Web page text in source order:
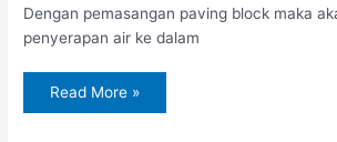
Dengan pemasangan paving block maka
penyerapan air ke dalam
Read More »